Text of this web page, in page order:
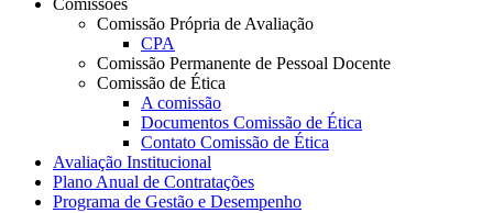
Comissões
Comissão Própria de Avaliação
CPA
Comissão Permanente de Pessoal Docente
Comissão de Ética
A comissão
Documentos Comissão de Ética
Contato Comissão de Ética
Avaliação Institucional
Plano Anual de Contratações
Programa de Gestão e Desempenho